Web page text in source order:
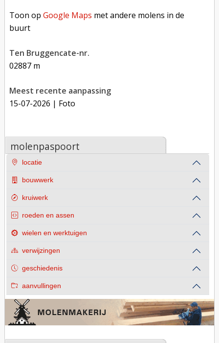
Toon opGoogle Maps met andere molens in de
buurt
Ten Bruggencate-nr.
02887 m
Meest recente aanpassing
15-07-2026 | Foto
molenpaspoort
locatie
bouwwerk
kruiwerk
roeden en assen
wielen en werktuigen
verwijzingen
geschiedenis
aanvullingen